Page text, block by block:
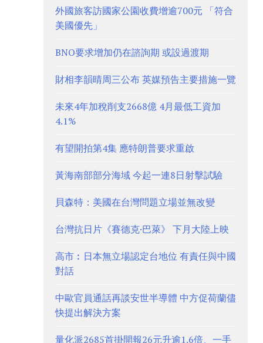
外國旅客訪國家公園收費增逾700元 「符合
美國優先」
BNO要求增加仍在諮詢期 或設過渡期
財相李韻晴周三公布 英媒預告主要措施一覽
未來4年加稅削支2668億 4月最低工資加
4.1%
有望開拍第4集 應特朗普要求重啟
黃海南部部分海域 今起一連8日射擊試驗
貝森特：美國在台灣問題立場並無改變
台灣抗日片《賽德克·巴萊》 下月大陸上映
高市︰日本無立場認定台地位 有責任與中國
對話
中歐官員通話再談安世半導體 中方促荷蘭儘
快提出解決方案
量化派2685首掛開報26元升逾1.6倍、一手